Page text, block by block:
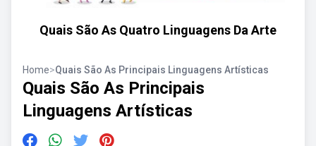
Quais São As Quatro Linguagens Da Arte
Home>Quais São As Principais Linguagens Artísticas
Quais São As Principais
Linguagens Artísticas